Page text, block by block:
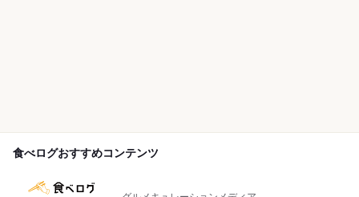
食べログおすすめコンテンツ